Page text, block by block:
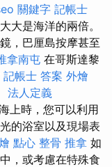
關鍵字 記帳士
大是海洋的兩倍。
，巴厘島按摩甚至
拿南屯 在哥斯達黎
記帳士 答案 外燴
法人定義
上時，您可以利用
的浴室以及現場表
點心 整骨 推拿 如
，或考慮在特殊食